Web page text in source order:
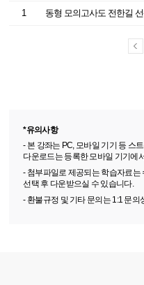
1
*유의사항
- 본 강좌는 PC, 모바일 기기 등 스
다운로드는 등록한 모바일 기기에
- 첨부파일로 제공되는 학습자료는
선택 후 다운받으실 수 있습니다.
- 환불규정 및 기타 문의는 1:1 문